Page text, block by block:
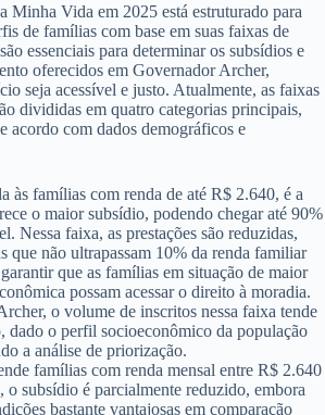
Minha Vida em 2025 está estruturado para
de famílias com base em suas faixas de
essenciais para determinar os subsídios e
oferecidos em Governador Archer,
seja acessível e justo. Atualmente, as faixas
divididas em quatro categorias principais,
acordo com dados demográficos e
às famílias com renda de até R$ 2.640, é a
o maior subsídio, podendo chegar até 90%
Nessa faixa, as prestações são reduzidas,
que não ultrapassam 10% da renda familiar
que as famílias em situação de maior
possam acessar o direito à moradia.
o volume de inscritos nessa faixa tende
dado o perfil socioeconômico da população
a análise de priorização.
famílias com renda mensal entre R$ 2.640
subsídio é parcialmente reduzido, embora
bastante vantajosas em comparação